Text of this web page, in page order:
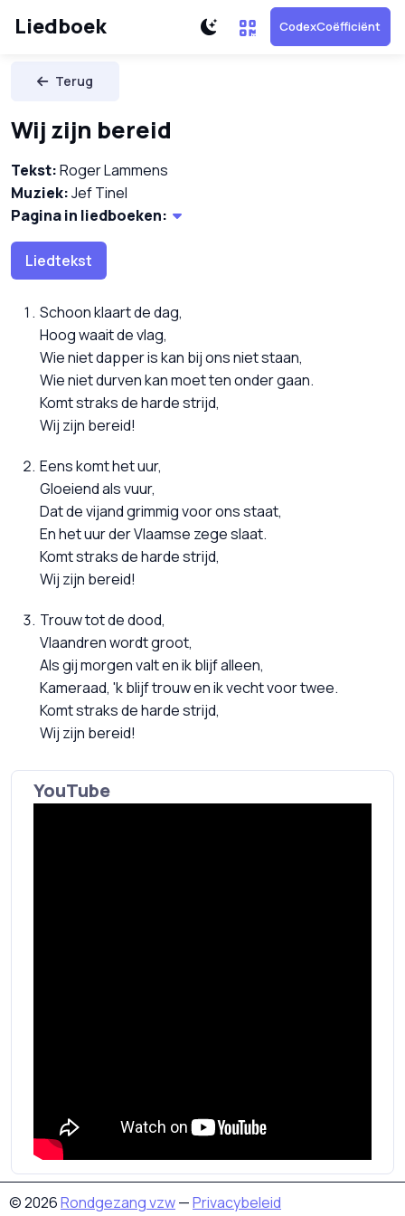
Liedboek CodexCoëfficiënt
Terug
Wij zijn bereid
Tekst:Roger Lammens
Muziek:Jef Tinel
Pagina in liedboeken:
Liedtekst
Schoon klaart de dag,
Hoog waait de vlag,
Wie niet dapper is kan bij ons niet staan,
Wie niet durven kan moet ten onder gaan.
Komt straks de harde strijd,
Wij zijn bereid!
Eens komt het uur,
Gloeiend als vuur,
Dat de vijand grimmig voor ons staat,
En het uur der Vlaamse zege slaat.
Komt straks de harde strijd,
Wij zijn bereid!
Trouw tot de dood,
Vlaandren wordt groot,
Als gij morgen valt en ik blijf alleen,
Kameraad, 'k blijf trouw en ik vecht voor twee.
Komt straks de harde strijd,
Wij zijn bereid!
YouTube
© 2026Rondgezang vzw—Privacybeleid